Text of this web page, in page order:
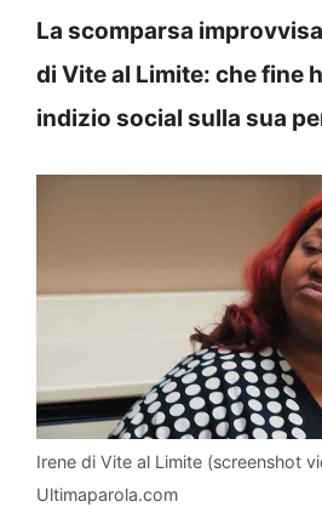
La scomparsa
di Vite al Limite: che fine
indizio social sulla sua
Irene di Vite al Limite (screenshot
Ultimaparola.com